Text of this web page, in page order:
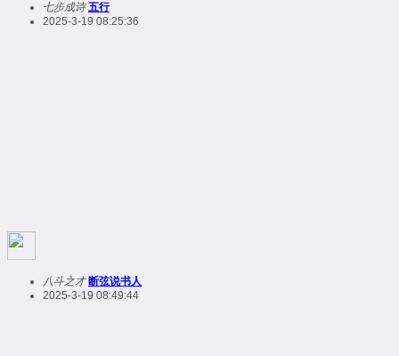
七步成诗 五行
2025-3-19 08:25:36
八斗之才 断弦说书人
2025-3-19 08:49:44